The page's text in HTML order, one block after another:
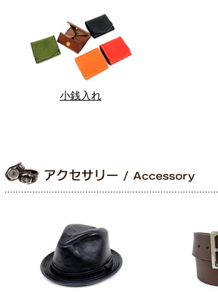
小銭入れ